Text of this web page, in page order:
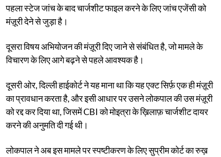
पहला स्टेज जांच के बाद चार्जशीट फाइल करने के लिए जांच एजेंसी को
मंज़ूरी देने से जुड़ा है।
दूसरा विषय अभियोजन की मंज़ूरी दिए जाने से संबंधित है, जो मामले के
विचारण के लिए आगे बढ़ने से पहले आवश्यक है।
दूसरी ओर, दिल्ली हाईकोर्ट ने यह माना था कि यह एक्ट सिर्फ़ एक ही मंज़ूरी
का प्रावधान करता है, और इसी आधार पर उसने लोकपाल की उस मंज़ूरी
को रद्द कर दिया था, जिसमें CBI को मोइत्रा के ख़िलाफ़ चार्जशीट दायर
करने की अनुमति दी गई थी।
लोकपाल ने अब इस मामले पर स्पष्टीकरण के लिए सुप्रीम कोर्ट का रुख़